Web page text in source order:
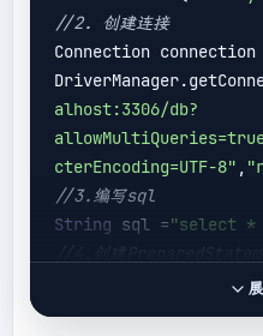
//2. 创建连接
Connection connection
alhost:3306/db?
cterEncoding=UTF-8" ,
//3.编写sql
String sql ="select *
PreparedStatement